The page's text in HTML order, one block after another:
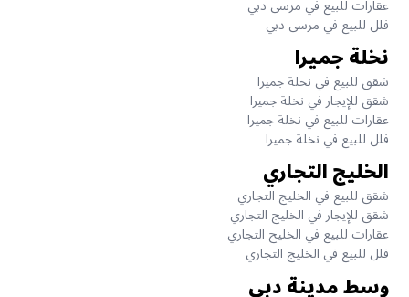
عقارات للبيع في مرسى دبي
فلل للبيع في مرسى دبي
نخلة جميرا
شقق للبيع في نخلة جميرا
شقق للإيجار في نخلة جميرا
عقارات للبيع في نخلة جميرا
فلل للبيع في نخلة جميرا
الخليج التجاري
شقق للبيع في الخليج التجاري
شقق للإيجار في الخليج التجاري
عقارات للبيع في الخليج التجاري
فلل للبيع في الخليج التجاري
وسط مدينة دبي